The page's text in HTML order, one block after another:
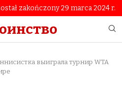
zakończony 29 marca 2024 r.
выиграла турнир WTA